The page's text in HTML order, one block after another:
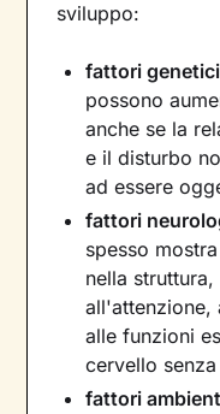
sviluppo:
fattori genetici
possono
anche se la
e il disturbo
ad essere
fattori
spesso
nella
all'attenzione,
alle funzioni
cervello
fattori